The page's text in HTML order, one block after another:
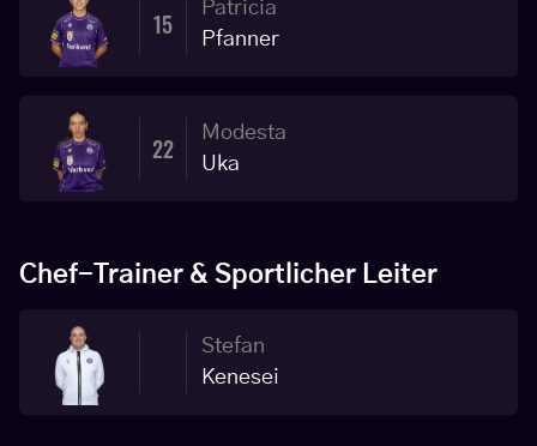
15
Patricia
Pfanner
22
Modesta
Uka
Chef-Trainer & Sportlicher Leiter
Stefan
Kenesei